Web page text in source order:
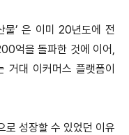
물’ 은 이미 20년도에 전
억을 돌파한 것에 이어,
대 이커머스 플랫폼이
성장할 수 있었던 이유